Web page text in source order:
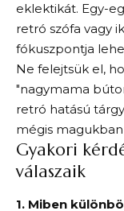
eklektikát. Egy-
retró szófa vagy
fókuszpontja
Ne felejtsük el,
"nagymama
retró hatású
mégis
Gyakori
válaszaik
1. Miben